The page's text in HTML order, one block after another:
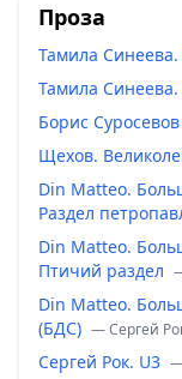
Проза
Тамила Синеева.
Тамила Синеева.
Борис
Щехов.
Din Matteo.
Раздел
Din Matteo.
Птичий раздел
Din Matteo.
(БДС) — Сергей
Сергей Рок. U3 —